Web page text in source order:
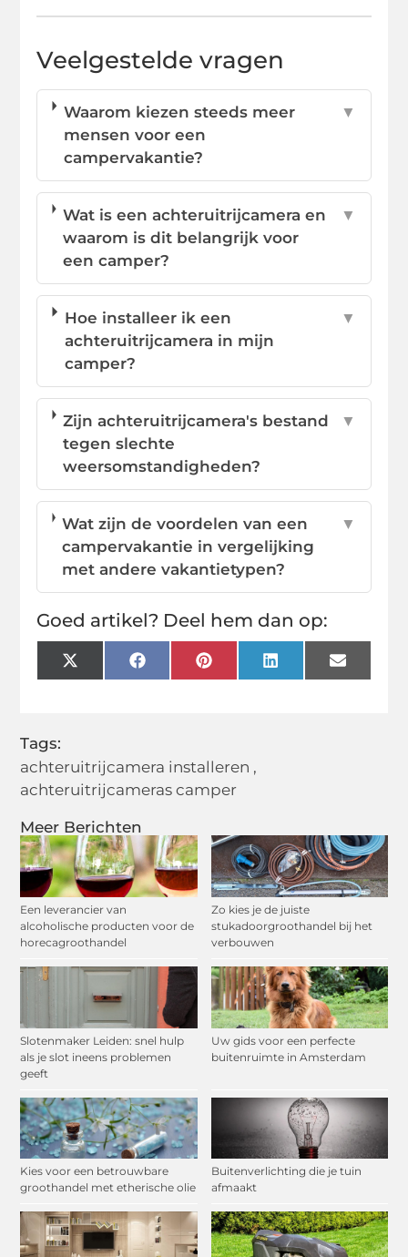
Meer Berichten
Een leverancier van
alcoholische producten voor de
horecagroothandel
Zo kies je de juiste
stukadoorgroothandel bij het
verbouwen
Slotenmaker Leiden: snel hulp
als je slot ineens problemen
geeft
Uw gids voor een perfecte
buitenruimte in Amsterdam
Kies voor een betrouwbare
groothandel met etherische olie
Buitenverlichting die je tuin
afmaakt
Veelgestelde vragen
Waarom kiezen steeds meer
mensen voor een
campervakantie?
▼
Wat is een achteruitrijcamera en
waarom is dit belangrijk voor
een camper?
▼
Hoe installeer ik een
achteruitrijcamera in mijn
camper?
▼
Zijn achteruitrijcamera's bestand
tegen slechte
weersomstandigheden?
▼
Wat zijn de voordelen van een
campervakantie in vergelijking
met andere vakantietypen?
▼
Goed artikel? Deel hem dan op:
X
(Twitter)
FacebookPinterestLinkedInEmail
Tags:
achteruitrijcamera installeren ,
achteruitrijcameras camper